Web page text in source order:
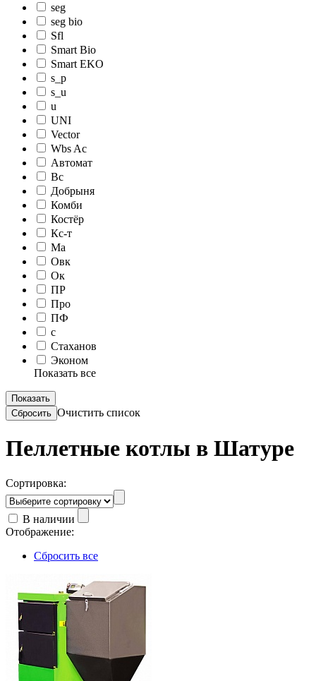
seg
seg bio
Sfl
Smart Bio
Smart EKO
s_p
s_u
u
UNI
Vector
Wbs Ac
Автомат
Вс
Добрыня
Комби
Костёр
Кс-т
Ма
Овк
Ок
ПР
Про
ПФ
с
Стаханов
Эконом
Показать все
Очистить список
Пеллетные котлы в Шатуре
Сортировка:
В наличии
Отображение:
Сбросить все